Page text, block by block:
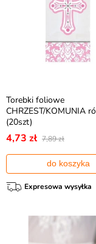
Torebki foliowe
CHRZEST/KOMUNIA
(20szt)
4,73 zł 7,89 zł
do koszyka
Expresowa wysyłka